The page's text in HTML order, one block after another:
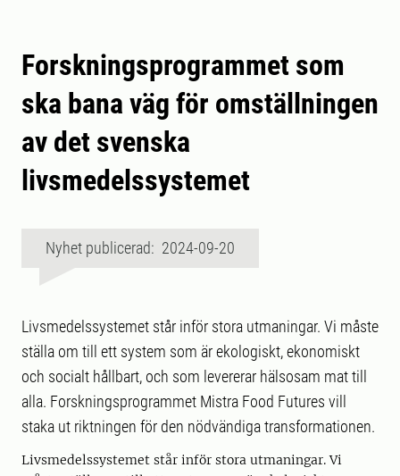
Forskningsprogrammet som
ska bana väg för omställningen
av det svenska
livsmedelssystemet
Nyhet publicerad: 2024-09-20
Livsmedelssystemet står inför stora utmaningar. Vi måste
ställa om till ett system som är ekologiskt, ekonomiskt
och socialt hållbart, och som levererar hälsosam mat till
alla. Forskningsprogrammet Mistra Food Futures vill
staka ut riktningen för den nödvändiga transformationen.
Livsmedelssystemet står inför stora utmaningar. Vi